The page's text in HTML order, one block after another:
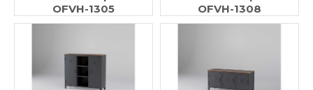
OFVH-1305
OFVH-1308